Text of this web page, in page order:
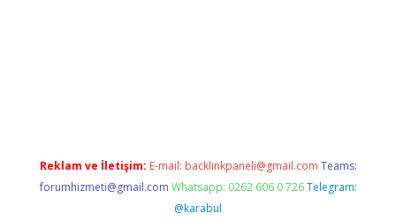
Reklam ve İletişim: E-mail: backlinkpaneli@gmail.com Teams:
forumhizmeti@gmail.com Whatsapp: 0262 606 0 726 Telegram:
@karabul